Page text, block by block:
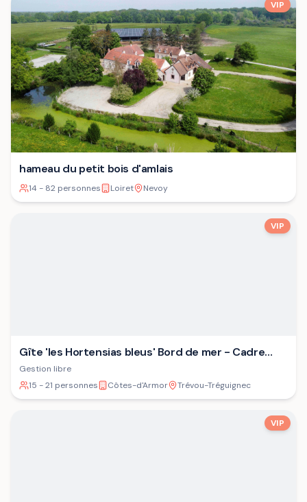
VIP
hameau du petit bois d'amlais
14 - 82 personnes Loiret Nevoy
VIP
Gîte 'les Hortensias bleus' Bord de mer - Cadre
verdoyant - Plage
Gestion libre
15 - 21 personnes
Côtes-d'Armor Trévou-Tréguignec
VIP